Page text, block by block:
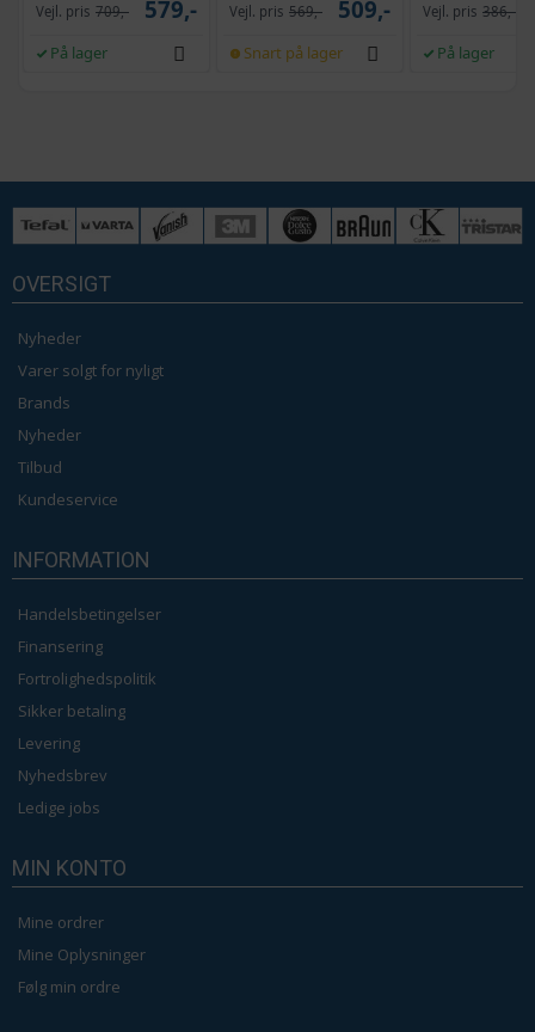
Vejl. pris 709,- 579,-
På lager
Vejl. pris 569,- 509,-
Snart på lager
Vejl. pris 386,-
På lager
OVERSIGT
Nyheder
Varer solgt for nyligt
Brands
Nyheder
Tilbud
Kundeservice
INFORMATION
Handelsbetingelser
Finansering
Fortrolighedspolitik
Sikker betaling
Levering
Nyhedsbrev
Ledige jobs
MIN KONTO
Mine ordrer
Mine Oplysninger
Følg min ordre